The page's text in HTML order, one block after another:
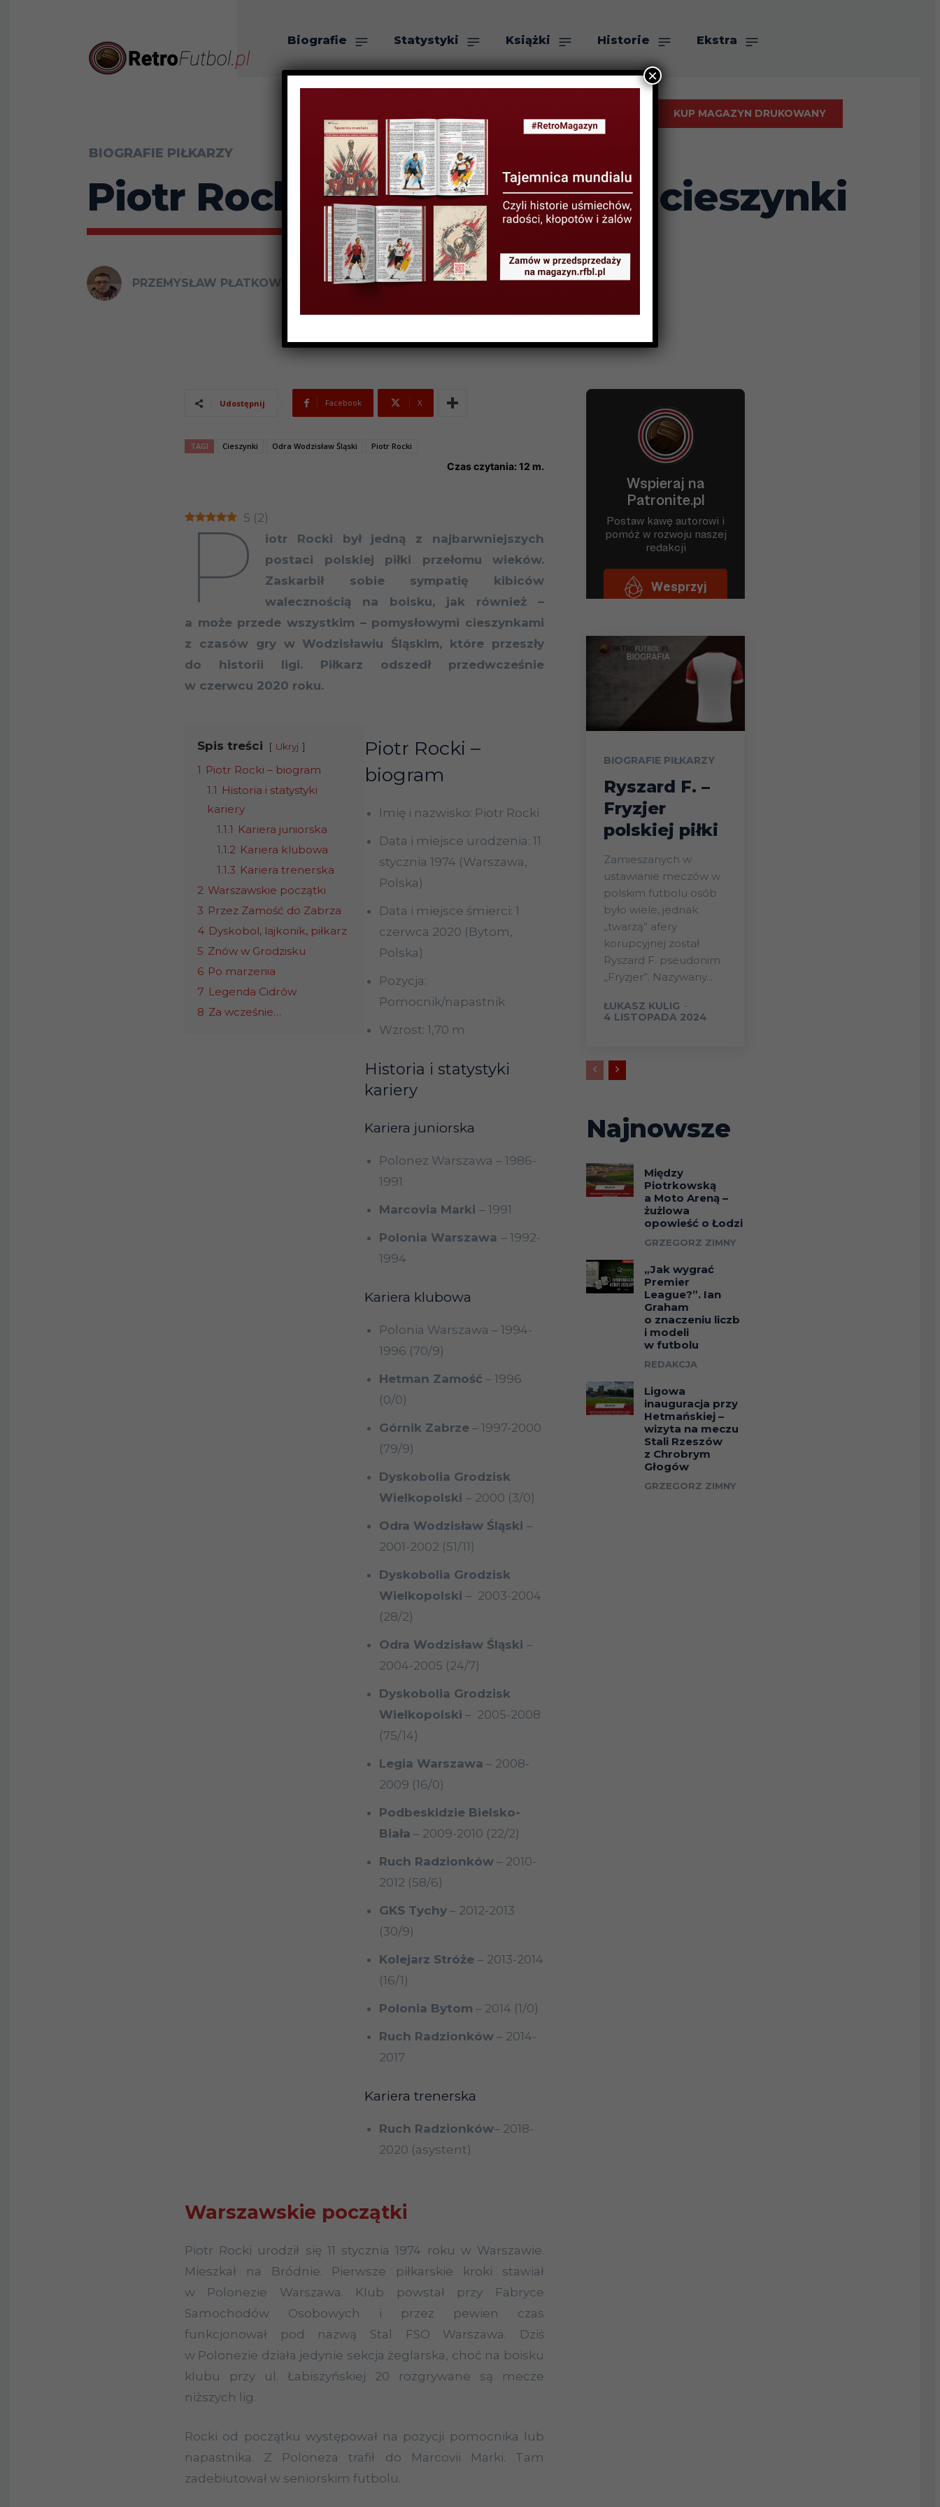
Biografie Statystyki Książki Historie Ekstra
O nas
KUP MAGAZYN DRUKOWANY
BIOGRAFIE PIŁKARZY
Piotr Rocki – król boiskowej cieszynki
PRZEMYSŁAW PŁATKOWSKI 11 STYCZNIA 2023
Udostępnij Facebook X
TAGI Cieszynki Odra Wodzisław Śląski Piotr Rocki
Czas czytania: 12 m.
5 (2)
P
iotr Rocki był jedną z najbarwniejszych
postaci polskiej piłki przełomu wieków.
Zaskarbił sobie sympatię kibiców
walecznością na boisku, jak również –
a może przede wszystkim – pomysłowymi cieszynkami
z czasów gry w Wodzisławiu Śląskim, które przeszły
do historii ligi. Piłkarz odszedł przedwcześnie
w czerwcu 2020 roku.
Spis treści Ukryj
1 Piotr Rocki – biogram
1.1 Historia i statystyki
kariery
1.1.1 Kariera juniorska
1.1.2 Kariera klubowa
1.1.3 Kariera trenerska
2 Warszawskie początki
3 Przez Zamość do Zabrza
4 Dyskobol, lajkonik, piłkarz
5 Znów w Grodzisku
6 Po marzenia
7 Legenda Cidrów
8 Za wcześnie…
Piotr Rocki –
biogram
Imię i nazwisko: Piotr Rocki
Data i miejsce urodzenia: 11
stycznia 1974 (Warszawa,
Polska)
Data i miejsce śmierci: 1
czerwca 2020 (Bytom,
Polska)
Pozycja:
Pomocnik/napastnik
Wzrost: 1,70 m
Historia i statystyki
kariery
Kariera juniorska
Polonez Warszawa – 1986-
1991
Marcovia Marki – 1991
Polonia Warszawa – 1992-
1994
Kariera klubowa
Polonia Warszawa – 1994-
1996 (70/9)
Hetman Zamość – 1996
(0/0)
Górnik Zabrze– 1997-2000
(79/9)
Dyskobolia Grodzisk
Wielkopolski – 2000 (3/0)
Odra Wodzisław Śląski –
2001-2002 (51/11)
Dyskobolia Grodzisk
Wielkopolski – 2003-2004
(28/2)
Odra Wodzisław Śląski –
2004-2005 (24/7)
Dyskobolia Grodzisk
Wielkopolski – 2005-2008
(75/14)
Legia Warszawa – 2008-
2009 (16/0)
Podbeskidzie Bielsko-
Biała – 2009-2010 (22/2)
Ruch Radzionków– 2010-
2012 (58/6)
GKS Tychy– 2012-2013
(30/9)
Kolejarz Stróże – 2013-2014
(16/1)
Polonia Bytom – 2014 (1/0)
Ruch Radzionków– 2014-
2017
Kariera trenerska
Ruch Radzionków– 2018-
2020 (asystent)
Warszawskie początki
Piotr Rocki urodził się 11 stycznia 1974 roku w Warszawie.
Mieszkał na Bródnie. Pierwsze piłkarskie kroki stawiał
w Polonezie Warszawa. Klub powstał przy Fabryce
Samochodów Osobowych i przez pewien czas
funkcjonował pod nazwą Stal FSO Warszawa. Dziś
w Polonezie działa jedynie sekcja żeglarska, choć na boisku
klubu przy ul. Łabiszyńskiej 20 rozgrywane są mecze
niższych lig.
Rocki od początku występował na pozycji pomocnika lub
napastnika. Z Poloneza trafił do Marcovii Marki. Tam
zadebiutował w seniorskim futbolu.
BIOGRAFIE PIŁKARZY
Ryszard F. –
Fryzjer
polskiej piłki
Zamieszanych w
ustawianie meczów w
polskim futbolu osób
było wiele, jednak
„twarzą” afery
korupcyjnej został
Ryszard F. pseudonim
„Fryzjer”. Nazywany...
ŁUKASZ KULIG -
4 LISTOPADA 2024
Najnowsze
Między
Piotrkowską
a Moto Areną –
żużlowa
opowieść o Łodzi
GRZEGORZ ZIMNY
„Jak wygrać
Premier
League?”. Ian
Graham
o znaczeniu liczb
i modeli
w futbolu
REDAKCJA
Ligowa
inauguracja przy
Hetmańskiej –
wizyta na meczu
Stali Rzeszów
z Chrobrym
Głogów
GRZEGORZ ZIMNY
×